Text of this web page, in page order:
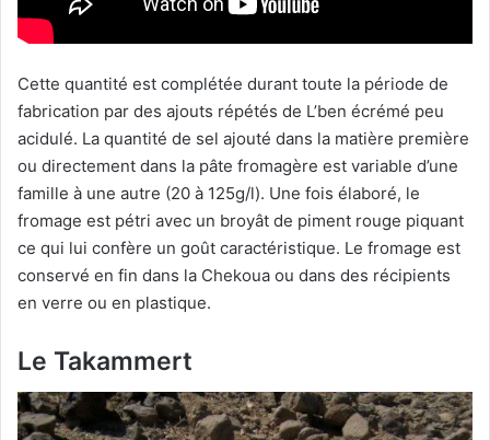
Cette quantité est complétée durant toute la période de
fabrication par des ajouts répétés de L’ben écrémé peu
acidulé. La quantité de sel ajouté dans la matière première
ou directement dans la pâte fromagère est variable d’une
famille à une autre (20 à 125g/l). Une fois élaboré, le
fromage est pétri avec un broyât de piment rouge piquant
ce qui lui confère un goût caractéristique. Le fromage est
conservé en fin dans la Chekoua ou dans des récipients
en verre ou en plastique.
Le Takammert